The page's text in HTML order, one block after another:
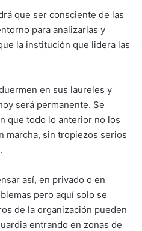
que ser cons­ciente de las
para analizarlas y
la institución que lidera las
en sus laureles y
será permanente. Se
que todo lo anterior no los
marcha, sin tropiezos serios
así, en pri­vado o en
pero aquí solo se
de la organización pueden
entrando en zonas de